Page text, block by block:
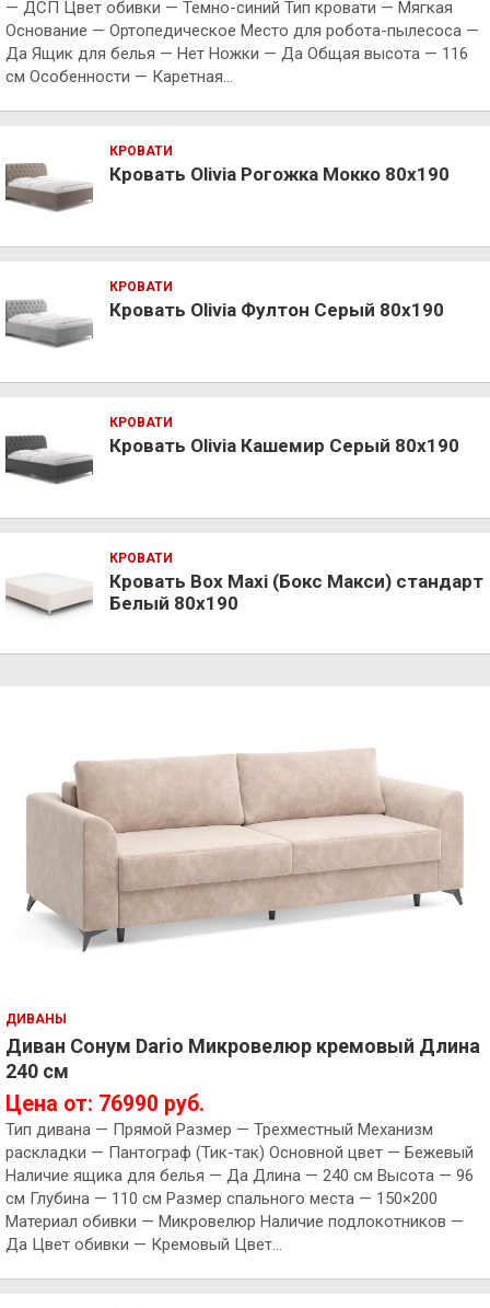
— ДСП Цвет обивки — Темно-синий Тип кровати — Мягкая
Основание — Ортопедическое Место для робота-пылесоса —
Да Ящик для белья — Нет Ножки — Да Общая высота — 116
см Особенности — Каретная…
КРОВАТИ
Кровать Olivia Рогожка Мокко 80х190
КРОВАТИ
Кровать Olivia Фултон Серый 80х190
КРОВАТИ
Кровать Olivia Кашемир Серый 80х190
КРОВАТИ
Кровать Box Maxi (Бокс Макси) стандарт
Белый 80х190
ДИВАНЫ
Диван Сонум Dario Микровелюр кремовый Длина
240 см
Цена от: 76990 руб.
Тип дивана — Прямой Размер — Трехместный Механизм
раскладки — Пантограф (Тик-так) Основной цвет — Бежевый
Наличие ящика для белья — Да Длина — 240 см Высота — 96
см Глубина — 110 см Размер спального места — 150×200
Материал обивки — Микровелюр Наличие подлокотников —
Да Цвет обивки — Кремовый Цвет…